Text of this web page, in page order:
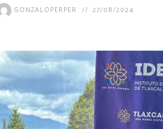
GONZALOPERPER 27/08/2024